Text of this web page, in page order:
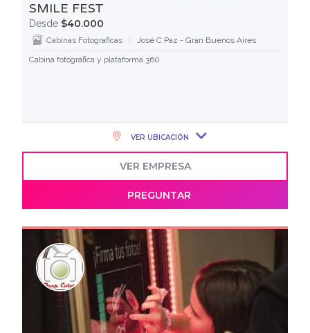
SMILE FEST
Desde $40.000
Cabinas Fotograficas
José C Paz - Gran Buenos Aires
Cabina fotográfica y plataforma 360
VER UBICACIÓN
VER EMPRESA
PREGUNTAR